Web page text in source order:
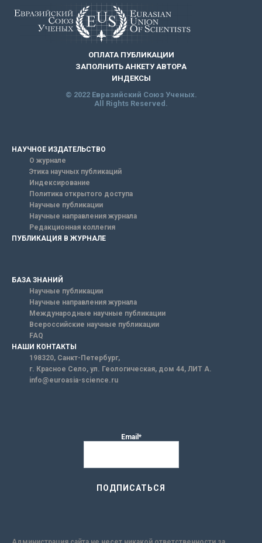
ОПЛАТА ПУБЛИКАЦИИ
ЗАПОЛНИТЬ АНКЕТУ АВТОРА
ИНДЕКСЫ
© 2022 Евразийский Союз Ученых.
All Rights Reserved.
НАУЧНОЕ ИЗДАТЕЛЬСТВО
О журнале
Этика научных публикаций
Индексирование
Политика открытого доступа
Научные публикации
Научные направления журнала
Редакционная коллегия
ПУБЛИКАЦИЯ В ЖУРНАЛЕ
БАЗА ЗНАНИЙ
Научные публикации
Научные направления журнала
Международные научные публикации
Всероссийские научные публикации
FAQ
НАШИ КОНТАКТЫ
198320, Санкт-Петербург,
г. Красное Село, ул. Геологическая, дом 44, ЛИТ А.
info@euroasia-science.ru
Email*